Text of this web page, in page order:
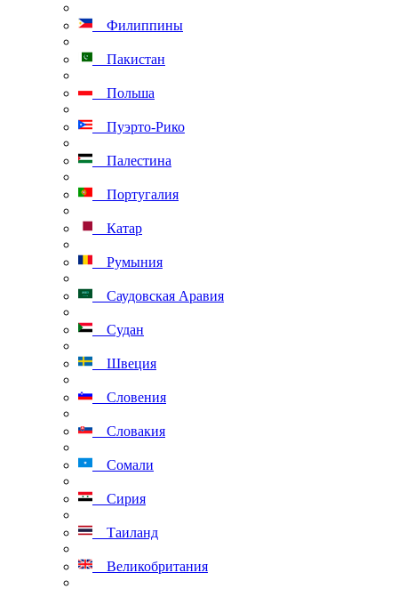
Филиппины
Пакистан
Польша
Пуэрто-Рико
Палестина
Португалия
Катар
Румыния
Саудовская Аравия
Судан
Швеция
Словения
Словакия
Сомали
Сирия
Таиланд
Великобритания